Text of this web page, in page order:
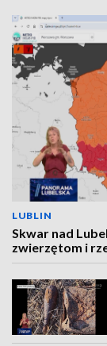
LUBLIN
Skwar nad
zwierzętom i